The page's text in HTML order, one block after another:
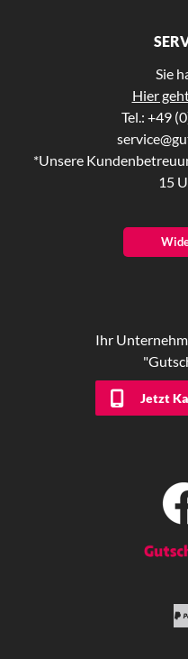
Sie
Hier
Tel.: +49
*Unsere
15
Ihr
Jetzt